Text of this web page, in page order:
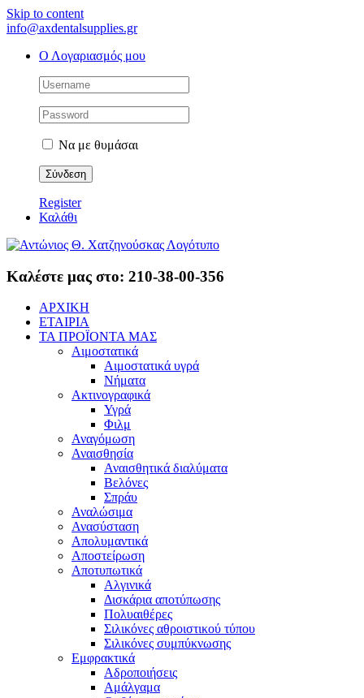
Skip to content
info@axdentalsupplies.gr
Ο Λογαριασμός μου
Να με θυμάσαι
Register
Καλάθι
Καλέστε μας στο: 210-38-00-356
ΑΡΧΙΚΗ
ΕΤΑΙΡΙΑ
ΤΑ ΠΡΟΪΟΝΤΑ ΜΑΣ
Αιμοστατικά
Αιμοστατικά υγρά
Νήματα
Ακτινογραφικά
Υγρά
Φιλμ
Αναγόμωση
Αναισθησία
Αναισθητικά διαλύματα
Βελόνες
Σπράυ
Αναλώσιμα
Ανασύσταση
Απολυμαντικά
Αποστείρωση
Αποτυπωτικά
Αλγινικά
Δισκάρια αποτύπωσης
Πολυαιθέρες
Σιλικόνες αθροιστικού τύπου
Σιλικόνες συμπύκνωσης
Εμφρακτικά
Αδροποιήσεις
Αμάλγαμα